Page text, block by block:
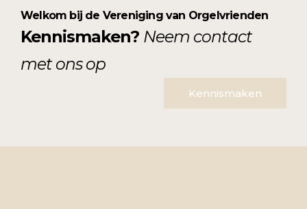
Welkom bij de Vereniging van Orgelvrienden
Kennismaken? Neem contact
met ons op
Kennismaken